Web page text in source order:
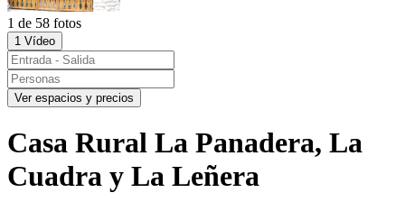
1 de 58 fotos
1 Vídeo
Ver espacios y precios
Casa Rural La Panadera, La
Cuadra y La Leñera